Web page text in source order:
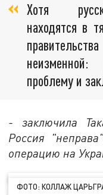
Хотя
находятся в
неизменной:
проблему и
- заключила
Россия
операцию на
ФОТО: КОЛЛАЖ